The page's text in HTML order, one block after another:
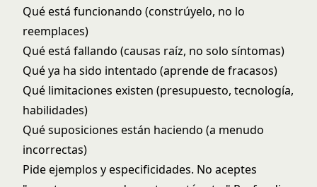
Qué está funcionando (constrúyelo, no lo
reemplaces)
Qué está fallando (causas raíz, no solo síntomas)
Qué ya ha sido intentado (aprende de fracasos)
Qué limitaciones existen (presupuesto, tecnología,
habilidades)
Qué suposiciones están haciendo (a menudo
incorrectas)
Pide ejemplos y especificidades. No aceptes